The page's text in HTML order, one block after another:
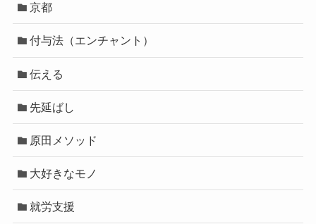
京都
付与法（エンチャント）
伝える
先延ばし
原田メソッド
大好きなモノ
就労支援